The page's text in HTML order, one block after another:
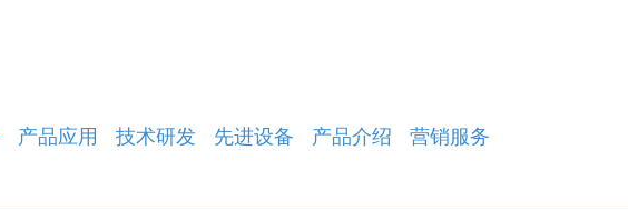
产品应用 技术研发 先进设备 产品介绍 营销服务